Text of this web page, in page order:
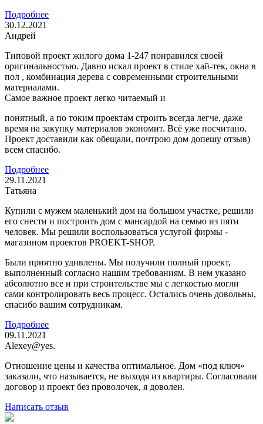
Подробнее
30.12.2021
Андрей
Типовой проект жилого дома 1-247 понравился своей
оригинальностью. Давно искал проект в стиле хай-тек, окна в
пол , комбинация дерева с современными строительными
материалами.
Самое важное проект легко читаемый и
понятный, а по токим проектам строить всегда легче, даже
время на закупку материалов экономит. Всё уже посчитано.
Проект доставили как обещали, почтрою дом допешу отзыв)
всем спасибо.
Подробнее
29.11.2021
Татьяна
Купили с мужем маленький дом на большом участке, решили
его снести и построить дом с мансардой на семью из пяти
человек. Мы решили воспользоваться услугой фирмы -
магазином проектов PROEKT-SHOP.
Были приятно удивлены. Мы получили полный проект,
выполненный согласно нашим требованиям. В нем указано
абсолютно все и при строительстве мы с легкостью могли
сами контролировать весь процесс. Остались очень довольны,
спасибо вашим сотрудникам.
Подробнее
09.11.2021
Alexey@yes.
Отношение цены и качества оптимальное. Дом «под ключ»
заказали, что называется, не выходя из квартиры. Согласовали
договор и проект без проволочек, я доволен.
Написать отзыв